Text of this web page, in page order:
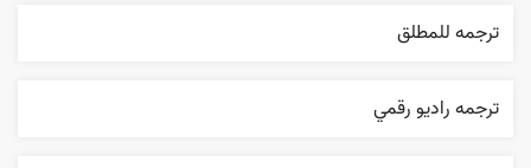
ترجمه للمطلق
ترجمه راديو رقمي